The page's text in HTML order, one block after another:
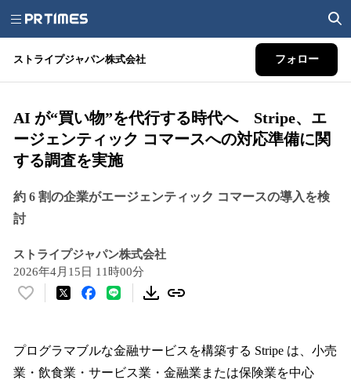
ストライプジャパン株式会社 フォロー
AI が“買い物”を代行する時代へ Stripe、エ
ージェンティック コマースへの対応準備に関
する調査を実施
約 6 割の企業がエージェンティック コマースの導入を検
討
ストライプジャパン株式会社
2026年4月15日 11時00分
い
！
プログラマブルな金融サービスを構築する Stripe は、小売
業・飲食業・サービス業・金融業または保険業を中心